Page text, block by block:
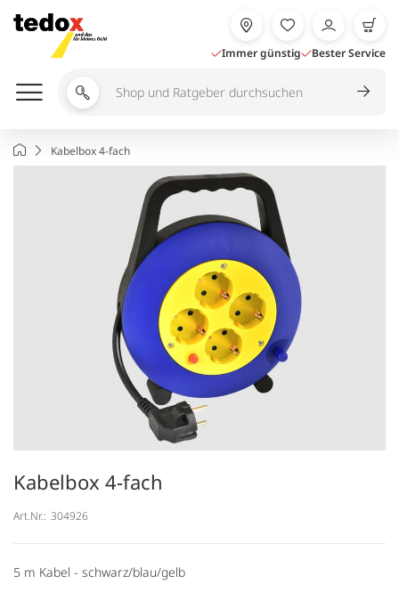
Inhalt
springen
Immer günstig Bester Service
Shop
durchsuchen
StartseiteKabelbox 4-fach
Kabelbox 4-fach
Art.Nr.: 304926
5 m Kabel - schwarz/blau/gelb